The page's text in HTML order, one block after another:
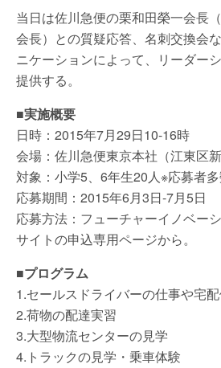
当日は佐川急便の栗和田榮一会長
会長）との質疑応答、名刺交換会
ニケーションによって、リーダー
提供する。
■実施概要
日時：2015年7月29日10-16時
会場：佐川急便東京本社（江東区新
対象：小学5、6年生20人※応募者多
応募期間：2015年6月3日-7月5日
応募方法：フューチャーイノベー
サイトの申込専用ページから。
■プログラム
1.セールスドライバーの仕事や宅
2.荷物の配達実習
3.大型物流センターの見学
4.トラックの見学・乗車体験